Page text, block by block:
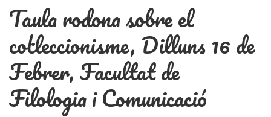
Taula rodona sobre el
col·leccionisme, Dilluns 16 de
Febrer, Facultat de
Filologia i Comunicació